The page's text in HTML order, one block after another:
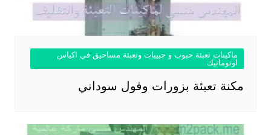
ماكينات تعبئة حبوب و حبيبات وتعبئة مساحيق في اكياس
اوتوماتيك
مكنة تعبئة بزورات وفول سوداني